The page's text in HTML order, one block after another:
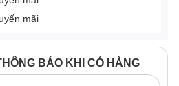
mãi
BÁO KHI CÓ HÀNG